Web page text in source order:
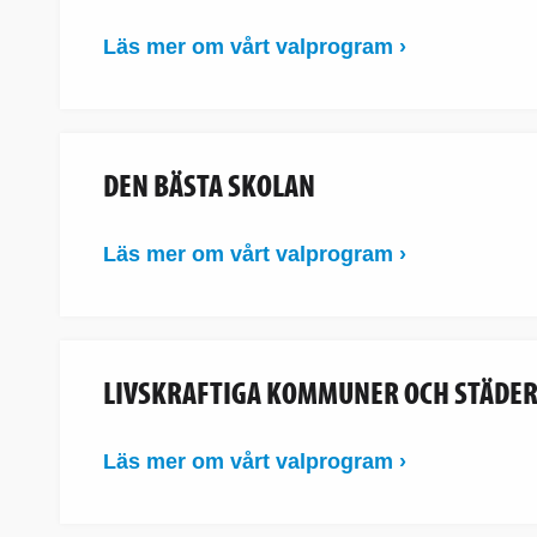
Läs mer om vårt valprogram ›
DEN BÄSTA SKOLAN
Läs mer om vårt valprogram ›
LIVSKRAFTIGA KOMMUNER OCH STÄDER
Läs mer om vårt valprogram ›